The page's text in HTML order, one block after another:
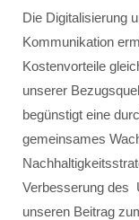
Die Digitalisierung
Kommunikation
Kostenvorteile
unserer
begünstigt eine
gemeinsames
Verbesserung des
unseren Beitrag